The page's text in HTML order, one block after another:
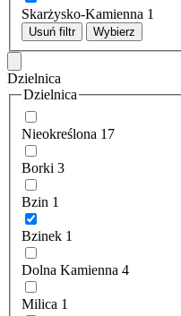
Skarżysko-Kamienna 1
Usuń filtr Wybierz
Dzielnica
Dzielnica
Nieokreślona 17
Borki 3
Bzin 1
Bzinek 1
Dolna Kamienna 4
Milica 1